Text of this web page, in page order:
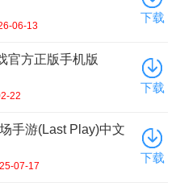
06-13
下载
官方正版手机版
22
下载
手游(Last Play)中文
25-07-17
下载